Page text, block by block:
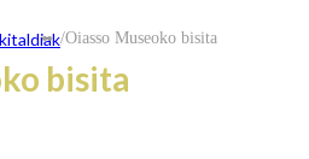
/Oiasso Museoko bisita
bisita